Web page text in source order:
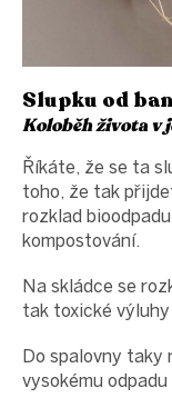
Slupku od
Koloběh života v
Říkáte, že se ta
toho, že tak
rozklad
kompostování.
Na skládce se
tak toxické
Do spalovny taky
vysokému